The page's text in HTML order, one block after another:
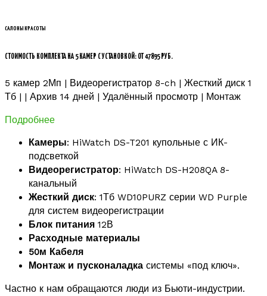
САЛОНЫ КРАСОТЫ
СТОИМОСТЬ КОМПЛЕКТА НА 5 КАМЕР С УСТАНОВКОЙ: ОТ 47895 РУБ.
5 камер 2Мп | Видеорегистратор 8-ch | Жесткий диск 1
Тб | | Архив 14 дней | Удалённый просмотр | Монтаж
Подробнее
Камеры: HiWatch DS-T201 купольные с ИК-
подсветкой
Видеорегистратор: HiWatch DS-H208QA 8-
канальный
Жесткий диск: 1Тб WD10PURZ серии WD Purple
для систем видеорегистрации
Блок питания 12В
Расходные материалы
50м Кабеля
Монтаж и пусконаладка системы «под ключ».
Частно к нам обращаются люди из Бьюти-индустрии.